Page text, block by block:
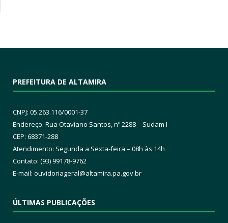
PREFEITURA DE ALTAMIRA
CNPJ: 05.263.116/0001-37
Endereço: Rua Otaviano Santos, nº 2288 – Sudam I
CEP: 68371-288
Atendimento: Segunda a Sexta-feira – 08h às 14h
Contato: (93) 99178-9762
E-mail: ouvidoriageral@altamira.pa.gov.br
ÚLTIMAS PUBLICAÇÕES